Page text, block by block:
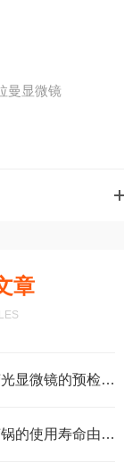
曼显微镜
章
超高分辨率荧光显微镜的预检查和调节
高压蒸汽灭菌锅的使用寿命由你决定